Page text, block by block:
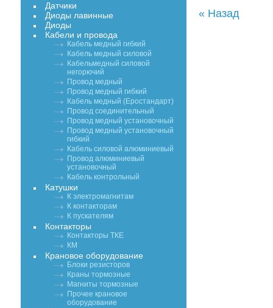
« Назад
Датчики
Диоды лавинные
Диоды
Кабели и провода
Кабель медный гибкий
Кабель медный силовой
Кабельмедный силовой
негорючий
Провод медный
Провод медный гибкий
Кабель медный (Еростандарт)
Провод соединительный
Провод медный установочный
Провод медный установочный
гибкий
Кабель силовой алюминиевый
Провод алюминиевый
установочный
Кабель контрольный
Катушки
К электромагнитам
К контакторам
К пускателям
Контакторы
Контакторы ТКЕ
КМ
Крановое оборудование
Блоки резисторов
Краны тормозные
Магниты тормозные
Прочее крановое
оборудование